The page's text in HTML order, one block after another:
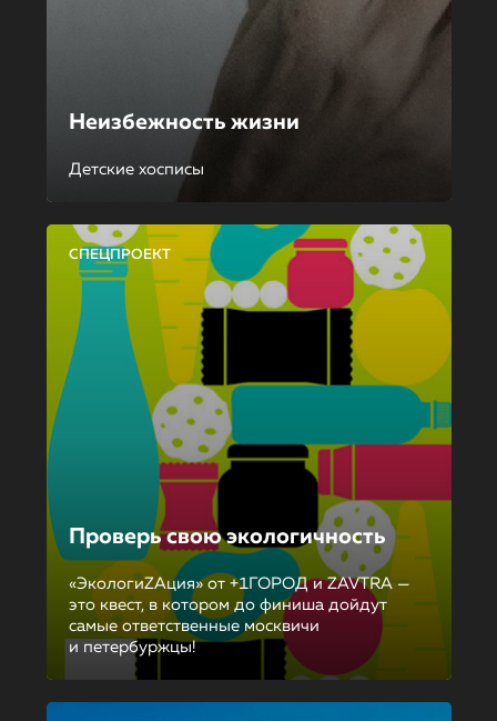
Неизбежность жизни
Детские хосписы
СПЕЦПРОЕКТ
Проверь свою экологичность
«ЭкологиZAция» от +1ГОРОД и ZAVTRA —
это квест, в котором до финиша дойдут
самые ответственные москвичи
и петербуржцы!